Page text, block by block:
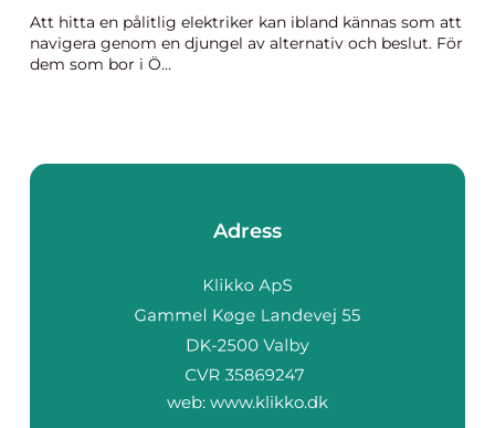
Att hitta en pålitlig elektriker kan ibland kännas som att
navigera genom en djungel av alternativ och beslut. För
dem som bor i Ö...
Adress
web: www.klikko.dk